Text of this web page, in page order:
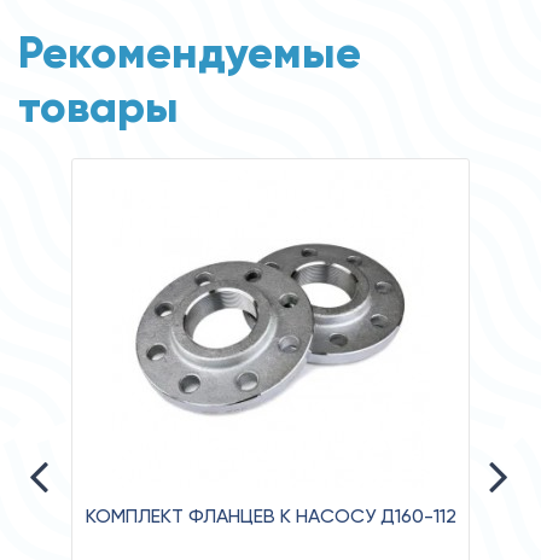
Рекомендуемые
товары
КОМПЛЕКТ ФЛАНЦЕВ К НАСОСУ Д160-112